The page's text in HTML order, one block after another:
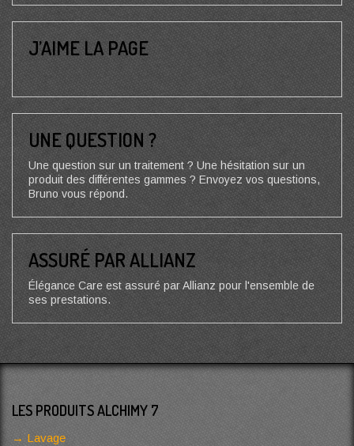
J’AIME LA PAGE
UNE QUESTION ?
Une question sur un traitement ? Une hésitation sur un
produit des différentes gammes ? Envoyez vos questions,
Bruno vous répond.
ASSURÉ PAR ALLIANZ
Élégance Care est assuré par Allianz pour l'ensemble de
ses prestations.
LES PRODUITS ALCHIMY 7
Lavage